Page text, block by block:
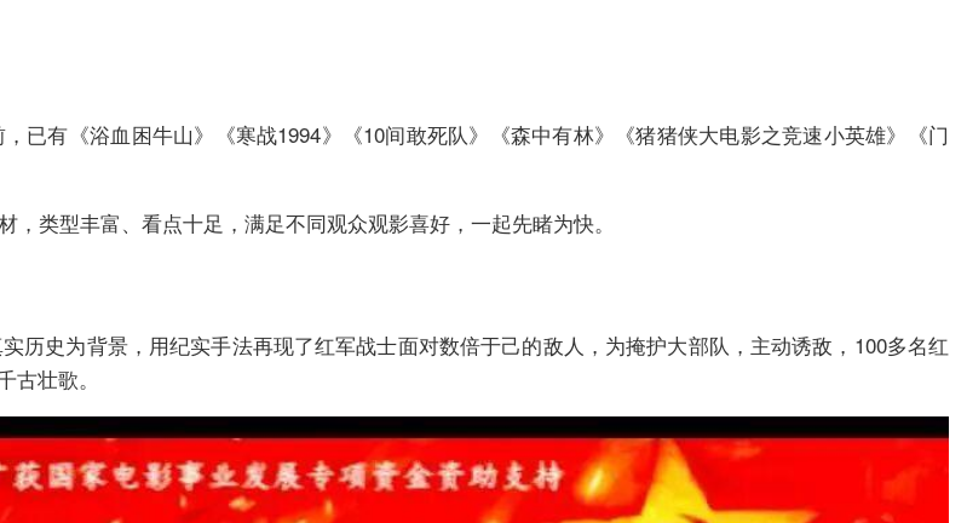
已有《浴血困牛山》《寒战1994》《10间敢死队》《森中有林》《猪猪侠大电影之竞速小英雄》《门
类型丰富、看点十足，满足不同观众观影喜好，一起先睹为快。
历史为背景，用纪实手法再现了红军战士面对数倍于己的敌人，为掩护大部队，主动诱敌，100多名红
壮歌。